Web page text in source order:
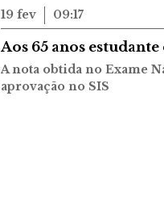
19 fev 09:17
Aos 65 anos
A nota obtida no Exame
aprovação no SIS